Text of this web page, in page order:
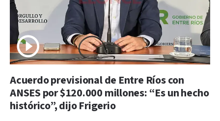
Acuerdo previsional de Entre Ríos con
ANSES por $120.000 millones: “Es un hecho
histórico”, dijo Frigerio